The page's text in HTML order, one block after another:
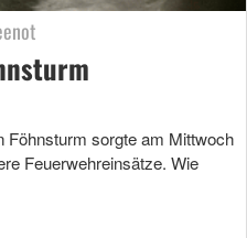
Föhnsturm sorgte am Mittwoch
Feuerwehreinsätze. Wie